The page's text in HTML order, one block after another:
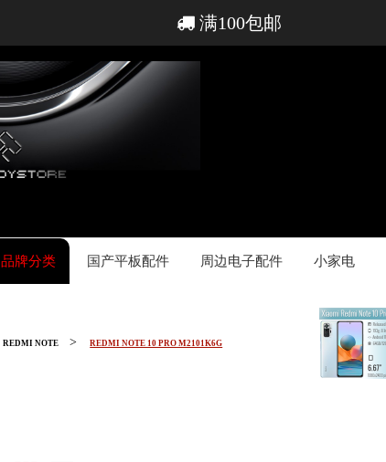
满100包邮
品牌分类 国产平板配件 周边电子配件 小家电
REDMI NOTE REDMI NOTE 10 PRO M2101K6G